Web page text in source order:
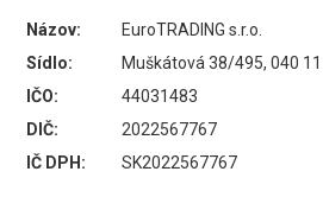
Názov:
EuroTRADING s.r.o.
Sídlo:
Muškátová 38/495, 040
IČO:
44031483
DIČ:
2022567767
IČ DPH:
SK2022567767